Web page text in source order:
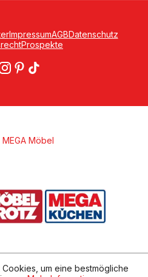
ImpressumAGBDatenschutz
Prospekte
Möbel
um eine bestmögliche